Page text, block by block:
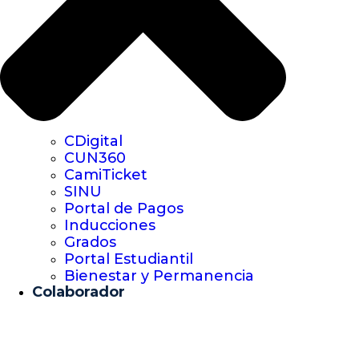
CDigital
CUN360
CamiTicket
SINU
Portal de Pagos
Inducciones
Grados
Portal Estudiantil
Bienestar y Permanencia
Colaborador